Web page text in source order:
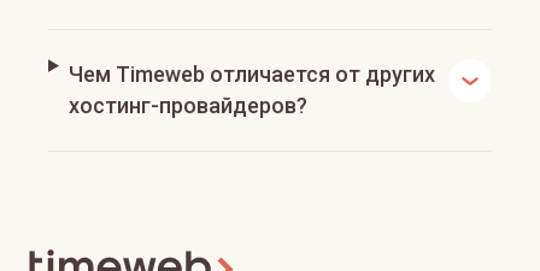
Чем Timeweb отличается от других
хостинг-провайдеров?